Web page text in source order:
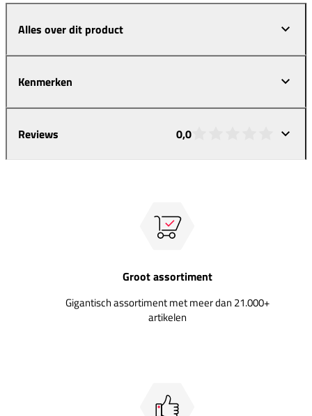
Alles over dit product
Kenmerken
Reviews 0,0
Groot assortiment
Gigantisch assortiment met meer dan 21.000+
artikelen